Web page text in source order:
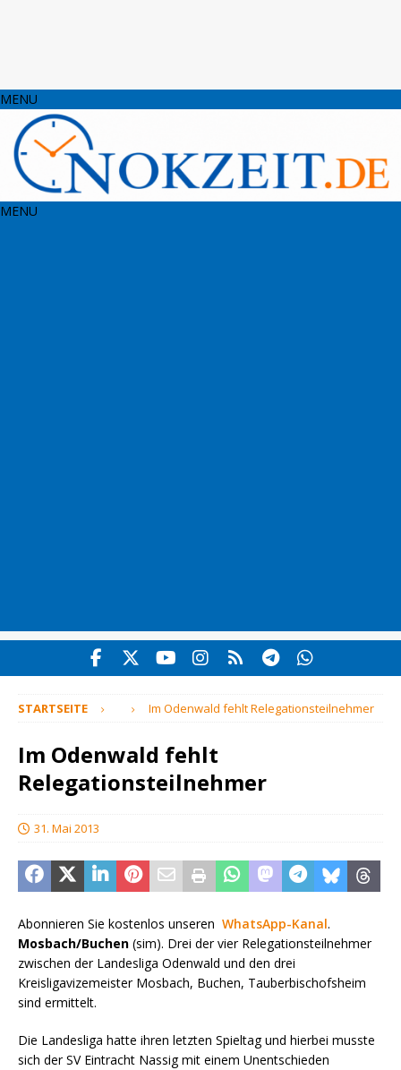
MENU
MENU
STARTSEITE Im Odenwald fehlt Relegationsteilnehmer
Im Odenwald fehlt
Relegationsteilnehmer
31. Mai 2013
Abonnieren Sie kostenlos unseren WhatsApp-Kanal.
Mosbach/Buchen (sim). Drei der vier Relegationsteilnehmer
zwischen der Landesliga Odenwald und den drei
Kreisligavizemeister Mosbach, Buchen, Tauberbischofsheim
sind ermittelt.
Die Landesliga hatte ihren letzten Spieltag und hierbei musste
sich der SV Eintracht Nassig mit einem Unentschieden